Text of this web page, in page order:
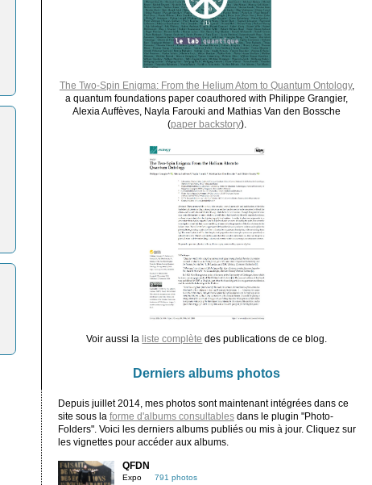
The Two-Spin Enigma: From the Helium Atom to Quantum Ontology,
a quantum foundations paper coauthored with Philippe Grangier,
Alexia Auffèves, Nayla Farouki and Mathias Van den Bossche
(paper backstory).
Voir aussi la liste complète des publications de ce blog.
Derniers albums photos
Depuis juillet 2014, mes photos sont maintenant intégrées dans ce
site sous la forme d'albums consultablesdans le plugin "Photo-
Folders". Voici les derniers albums publiés ou mis à jour. Cliquez sur
les vignettes pour accéder aux albums.
QFDN
Expo 791 photos